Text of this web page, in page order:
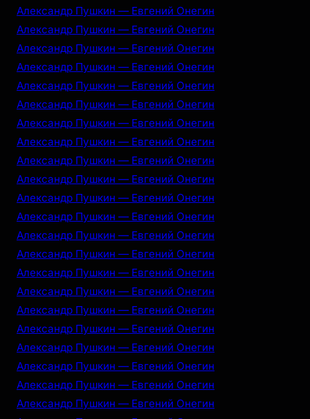
Александр Пушкин — Евгений Онегин
Александр Пушкин — Евгений Онегин
Александр Пушкин — Евгений Онегин
Александр Пушкин — Евгений Онегин
Александр Пушкин — Евгений Онегин
Александр Пушкин — Евгений Онегин
Александр Пушкин — Евгений Онегин
Александр Пушкин — Евгений Онегин
Александр Пушкин — Евгений Онегин
Александр Пушкин — Евгений Онегин
Александр Пушкин — Евгений Онегин
Александр Пушкин — Евгений Онегин
Александр Пушкин — Евгений Онегин
Александр Пушкин — Евгений Онегин
Александр Пушкин — Евгений Онегин
Александр Пушкин — Евгений Онегин
Александр Пушкин — Евгений Онегин
Александр Пушкин — Евгений Онегин
Александр Пушкин — Евгений Онегин
Александр Пушкин — Евгений Онегин
Александр Пушкин — Евгений Онегин
Александр Пушкин — Евгений Онегин